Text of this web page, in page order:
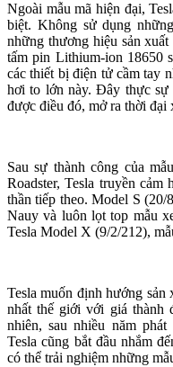
Ngoài mẫu mã hiện đại,
biệt. Không sử dụng
những thương hiệu sản
tấm pin Lithium-ion 18650
các thiết bị điện tử cầm tay
hơi to lớn này. Đây thực sự
được điều đó, mở ra thời đại
Sau sự thành công của
Roadster, Tesla truyền
thần tiếp theo. Model S (20/
Nauy và luôn lọt top mẫu
Tesla Model X (9/2/212),
Tesla muốn định hướng
nhất thế giới với giá thành
nhiên, sau nhiều năm
Tesla cũng bắt đầu nhắm
có thể trải nghiệm những